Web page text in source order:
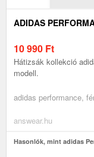
ADIDAS
10 990 Ft
Hátizsák kollekció
modell.
adidas performance,
answear.hu
Hasonlók, mint adidas